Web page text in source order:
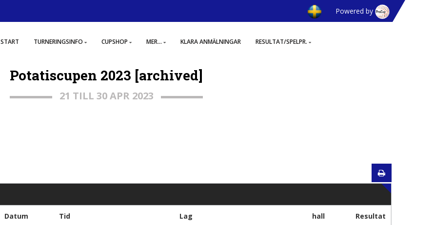
Powered by
START TURNERINGSINFO CUPSHOP MER... KLARA ANMÄLNINGAR RESULTAT/SPELPR.
Potatiscupen 2023 [archived]
21 TILL 30 APR 2023
Datum Tid Lag hall Resultat